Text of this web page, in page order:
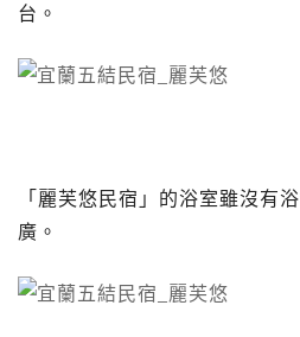
台。
「麗芙悠民宿」的浴室雖沒有
廣。